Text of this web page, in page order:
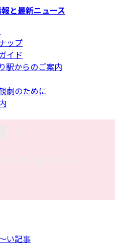
ップ
イド
駅からのご案内
劇のために
い記事